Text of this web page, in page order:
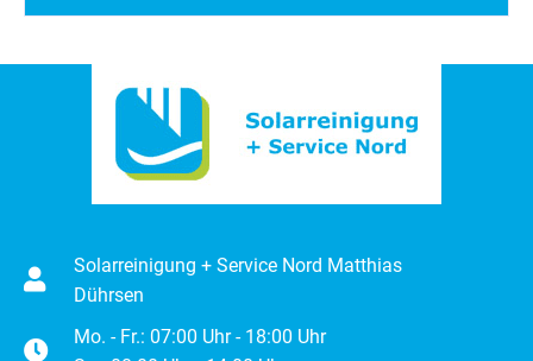
Solarreinigung + Service Nord Matthias
Dührsen
Mo. - Fr.: 07:00 Uhr - 18:00 Uhr